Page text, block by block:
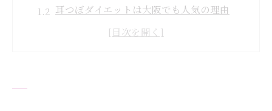
耳つぼダイエットは大阪でも人気の理由
耳つぼジュエリーで美容と健康を両立